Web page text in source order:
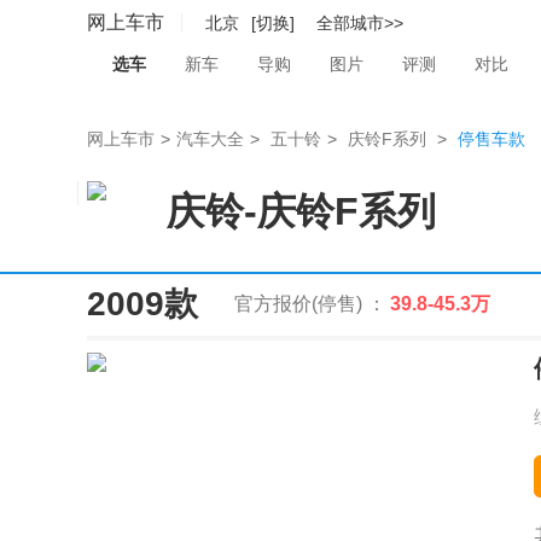
网上车市 北京 [切换] 全部城市>>
选车 新车 导购 图片 评测 对比
网上车市 > 汽车大全 > 五十铃 > 庆铃F系列 > 停售车款
庆铃-庆铃F系列
2009款 官方报价(停售) ： 39.8-45.3万